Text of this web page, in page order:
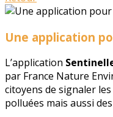
Une application
L’application
par France Nature
citoyens de signaler
polluées mais aussi